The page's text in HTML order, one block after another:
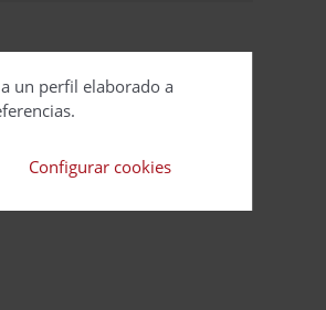
un perfil elaborado a
Configurar cookies